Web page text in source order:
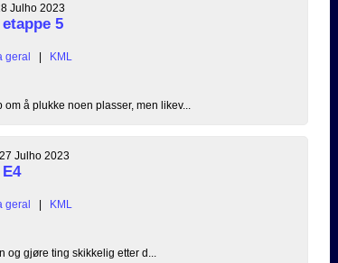
Julho 2023
5
geral
| KML
å plukke noen plasser, men likev...
Julho 2023
geral
| KML
gjøre ting skikkelig etter d...